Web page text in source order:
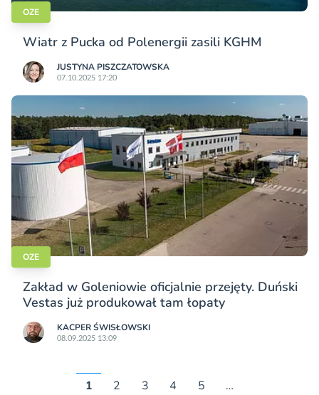
OZE
Wiatr z Pucka od Polenergii zasili KGHM
JUSTYNA PISZCZATOWSKA
07.10.2025 17:20
OZE
Zakład w Goleniowie oficjalnie przejęty. Duński
Vestas już produkował tam łopaty
KACPER ŚWISŁO­WSKI
08.09.2025 13:09
1 2 3 4 5 …